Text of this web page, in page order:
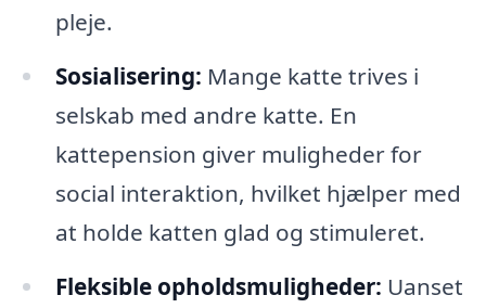
pleje.
Sosialisering: Mange katte trives i
selskab med andre katte. En
kattepension giver muligheder for
social interaktion, hvilket hjælper med
at holde katten glad og stimuleret.
Fleksible opholdsmuligheder: Uanset